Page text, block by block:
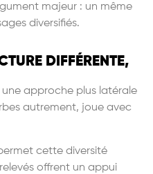
majeur : un même
diversifiés.
DIFFÉRENTE,
approche plus latérale
autrement, joue avec
cette diversité
offrent un appui